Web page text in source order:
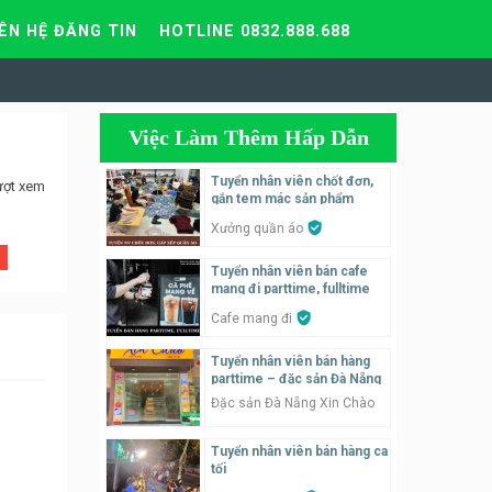
HỆ ĐĂNG TIN HOTLINE 0832.888.688
xem
Việc Làm Thêm Hấp Dẫn
Tuyển nhân viên chốt đơn,
gắn tem mác sản phẩm
Xưởng quần áo
Tuyển nhân viên bán cafe
mang đi parttime, fulltime
Cafe mang đi
Tuyển nhân viên bán hàng
parttime – đặc sản Đà Nẵng
Đặc sản Đà Nẵng Xin Chào
Tuyển nhân viên bán hàng ca
tối